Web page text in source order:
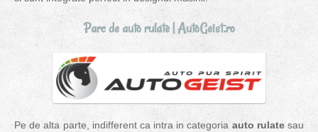
Parcdeauto rulate |AutoGeist.ro
Pe de alta parte, indifferent ca intra in categoria auto rulatesau